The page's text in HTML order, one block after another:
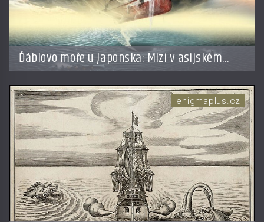
Ďáblovo moře u Japonska: Mizí v asijském
Bermudském trojúhelníku lodě ve spárech
neznámé síly?
enigmaplus.cz